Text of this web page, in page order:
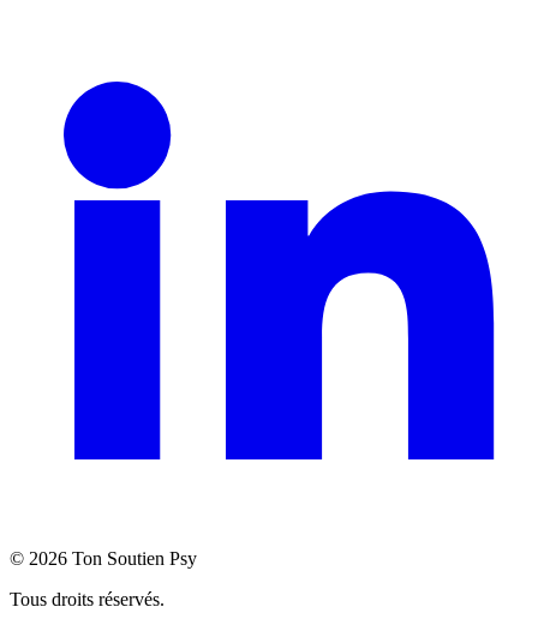
© 2026 Ton Soutien Psy
Tous droits réservés.